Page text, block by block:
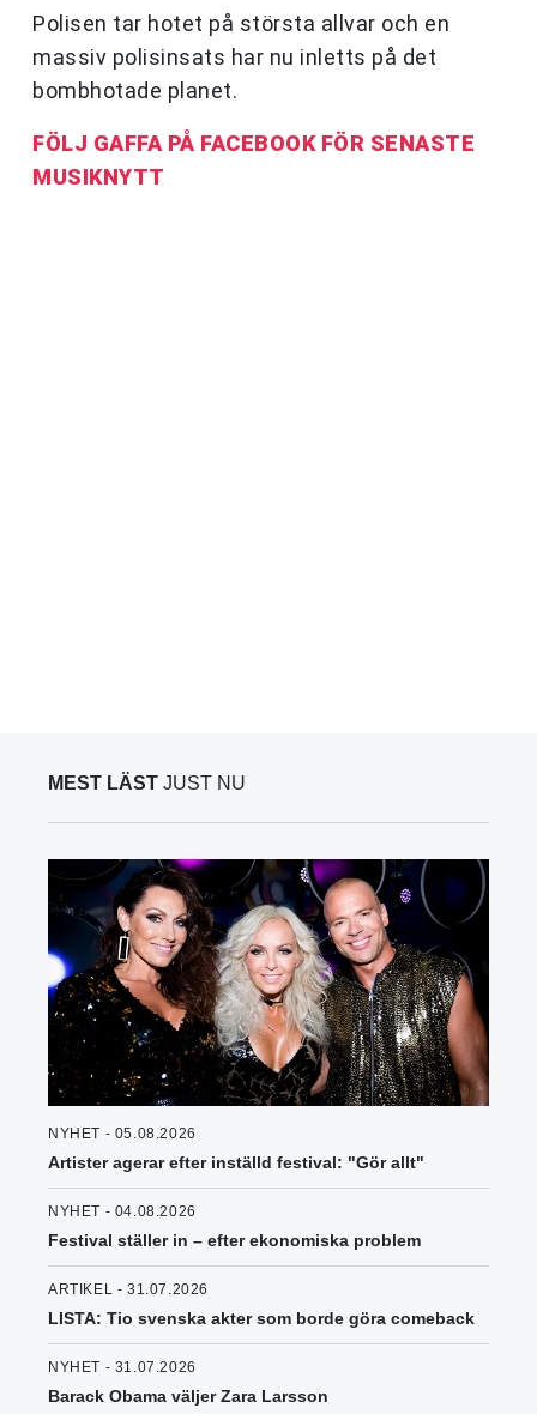
Polisen tar hotet på största allvar och en
massiv polisinsats har nu inletts på det
bombhotade planet.
FÖLJ GAFFA PÅ FACEBOOK FÖR SENASTE
MUSIKNYTT
MEST LÄST JUST NU
NYHET - 05.08.2026
Artister agerar efter inställd festival: "Gör allt"
NYHET - 04.08.2026
Festival ställer in – efter ekonomiska problem
ARTIKEL - 31.07.2026
LISTA: Tio svenska akter som borde göra comeback
NYHET - 31.07.2026
Barack Obama väljer Zara Larsson